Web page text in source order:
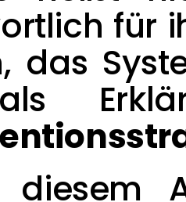
für
das